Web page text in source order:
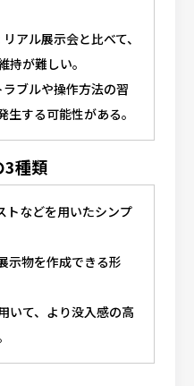
リアル展示会と比べて、
持が難しい。
ブルや操作方法の習
する可能性がある。
3種類
トなどを用いたシンプ
示物を作成できる形
いて、より没入感の高